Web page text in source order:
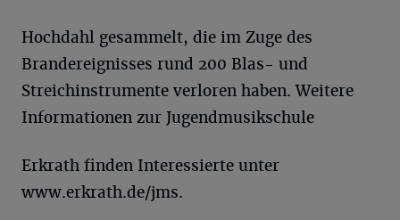
Hochdahl gesammelt, die im Zuge des
Brandereignisses rund 200 Blas- und
Streichinstrumente verloren haben. Weitere
Informationen zur Jugendmusikschule
Erkrath finden Interessierte unter
www.erkrath.de/jms.